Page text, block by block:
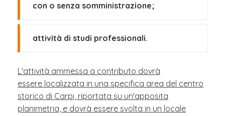
con o senza somministrazione;
attività di studi professionali.
L'attività ammessa a contributo dovrà
essere localizzata in una specifica area del centro
storico di Carpi, riportata su un'apposita
planimetria, e dovrà essere svolta in un locale